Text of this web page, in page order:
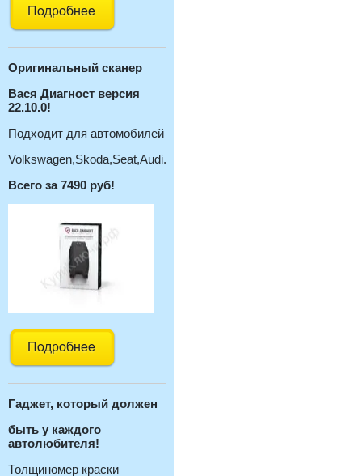
Оригинальный сканер
Вася Диагност версия
22.10.0!
Подходит для автомобилей
Volkswagen,Skoda,Seat,Audi.
Всего за 7490 руб!
Гаджет, который должен
быть у каждого
автолюбителя!
Толщиномер краски